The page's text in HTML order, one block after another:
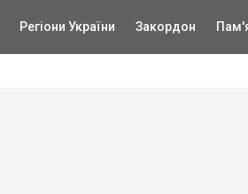
Регіони України Закордон